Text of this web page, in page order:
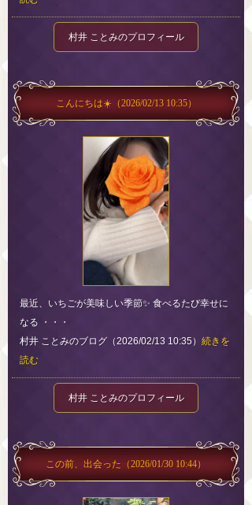
村井 ことみのプロフィール
こんにちは☀️（2026/02/13 10:35）
最近、いちごが美味しい季節✨ 食べるたび幸せに
なる ・・・
村井 ことみのブログ（2026/02/13 10:35） 続きを
読む
村井 ことみのプロフィール
この前、出会った （2026/01/30 10:44）